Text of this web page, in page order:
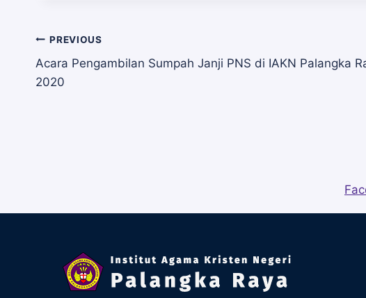
Navigasi
PREVIOUS
Acara Pengambilan Sumpah Janji PNS di IAKN Palangka
2020